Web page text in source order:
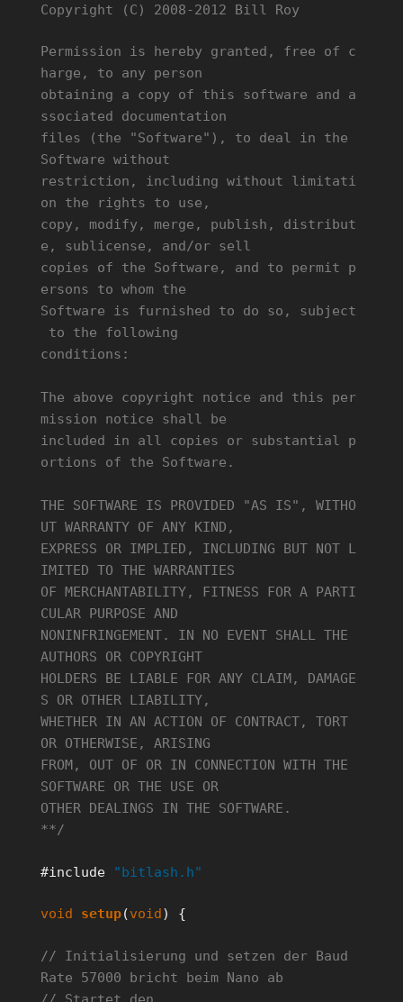
Copyright (C) 2008-2012 Bill Roy
Permission is hereby granted, free of c
harge, to any person
obtaining a copy of this software and a
ssociated documentation
files (the "Software"), to deal in the
Software without
restriction, including without limitati
on the rights to use,
copy, modify, merge, publish, distribut
e, sublicense, and/or sell
copies of the Software, and to permit p
ersons to whom the
Software is furnished to do so, subject
to the following
conditions:
The above copyright notice and this per
mission notice shall be
included in all copies or substantial p
ortions of the Software.
THE SOFTWARE IS PROVIDED "AS IS", WITHO
UT WARRANTY OF ANY KIND,
EXPRESS OR IMPLIED, INCLUDING BUT NOT L
IMITED TO THE WARRANTIES
OF MERCHANTABILITY, FITNESS FOR A PARTI
CULAR PURPOSE AND
NONINFRINGEMENT. IN NO EVENT SHALL THE
AUTHORS OR COPYRIGHT
HOLDERS BE LIABLE FOR ANY CLAIM, DAMAGE
S OR OTHER LIABILITY,
WHETHER IN AN ACTION OF CONTRACT, TORT
OR OTHERWISE, ARISING
FROM, OUT OF OR IN CONNECTION WITH THE
SOFTWARE OR THE USE OR
OTHER DEALINGS IN THE SOFTWARE.
**/
#include "bitlash.h"
void setup(void) {
// Initialisierung und setzen der Baud
Rate 57000 bricht beim Nano ab